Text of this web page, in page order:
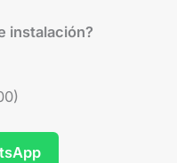
instalación?
)